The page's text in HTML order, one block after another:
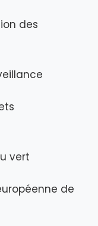
des
vert
de